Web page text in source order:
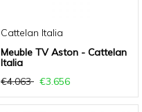
Cattelan Italia
Meuble TV Aston - Cattelan
Italia
€4.063
€3.656